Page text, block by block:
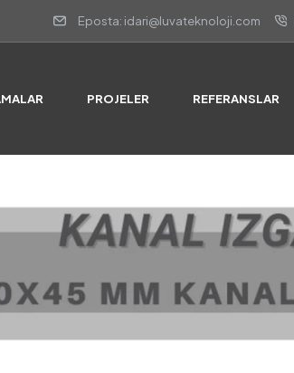
Eposta: idari@luvateknoloji.com
PROJELER REFERANSLAR